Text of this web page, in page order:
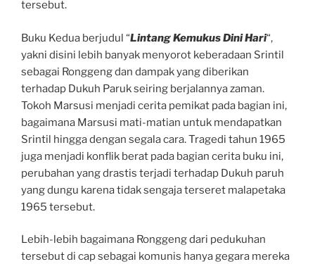
tersebut.
Buku Kedua berjudul “Lintang Kemukus Dini Hari“,
yakni disini lebih banyak menyorot keberadaan Srintil
sebagai Ronggeng dan dampak yang diberikan
terhadap Dukuh Paruk seiring berjalannya zaman.
Tokoh Marsusi menjadi cerita pemikat pada bagian ini,
bagaimana Marsusi mati-matian untuk mendapatkan
Srintil hingga dengan segala cara. Tragedi tahun 1965
juga menjadi konflik berat pada bagian cerita buku ini,
perubahan yang drastis terjadi terhadap Dukuh paruh
yang dungu karena tidak sengaja terseret malapetaka
1965 tersebut.
Lebih-lebih bagaimana Ronggeng dari pedukuhan
tersebut di cap sebagai komunis hanya gegara mereka